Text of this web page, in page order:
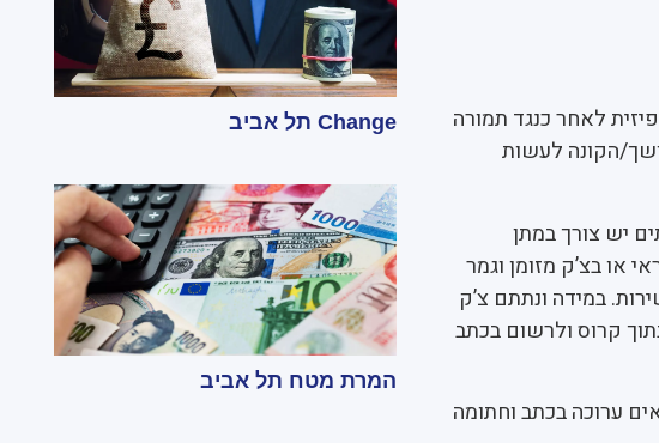
לאחר כנגד תמורה
הקונה לעשות
יש צורך במתן
בצ’ק מזומן וגמר
במידה ונתתם צ’ק
קרוס ולרשום בכתב
ערוכה בכתב וחתומה
Change תל אביב
המרת מטח תל אביב